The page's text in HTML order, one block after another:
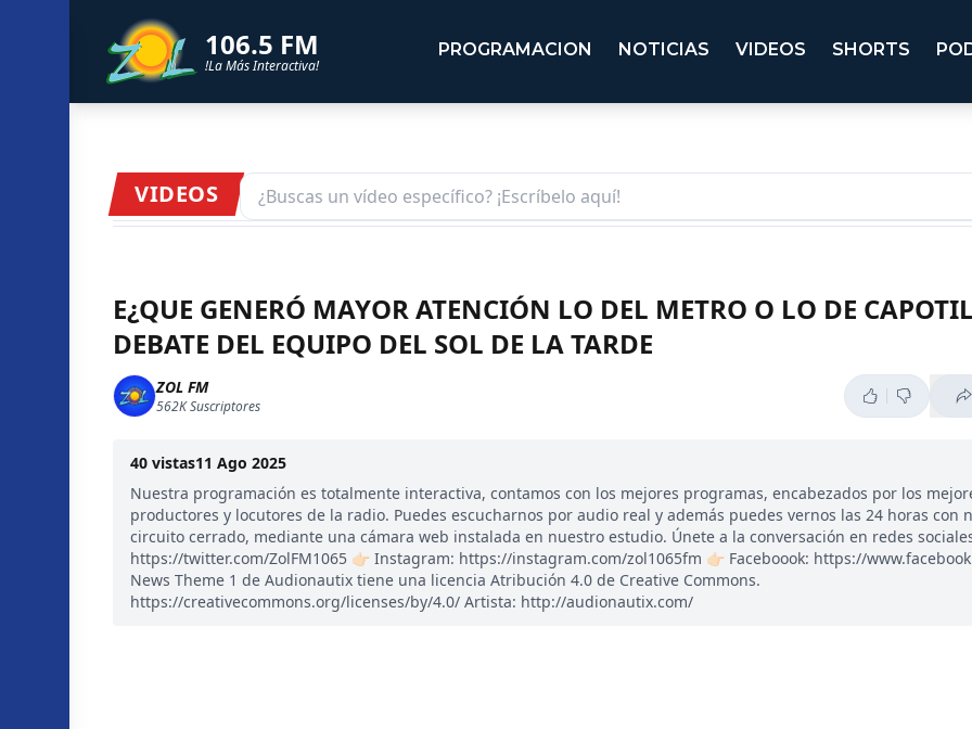
106.5 FM
!La Más Interactiva!
PROGRAMACION NOTICIAS VIDEOS SHORTS
VIDEOS
E¿QUE GENERÓ MAYOR ATENCIÓN LO DEL METRO O LO DE
DEBATE DEL EQUIPO DEL SOL DE LA TARDE
ZOL FM
562KSuscriptores
40 vistas11 Ago 2025
Nuestra programación es totalmente interactiva, contamos con los mejores programas, encabezados por los
productores y locutores de la radio. Puedes escucharnos por audio real y además puedes vernos las 24 horas con
circuito cerrado, mediante una cámara web instalada en nuestro estudio. Únete a la conversación en redes sociales:
https://twitter.com/ZolFM1065 👉🏻 Instagram: https://instagram.com/zol1065fm 👉🏻 Faceboook: https://
News Theme 1 de Audionautix tiene una licencia Atribución 4.0 de Creative Commons.
https://creativecommons.org/licenses/by/4.0/ Artista: http://audionautix.com/